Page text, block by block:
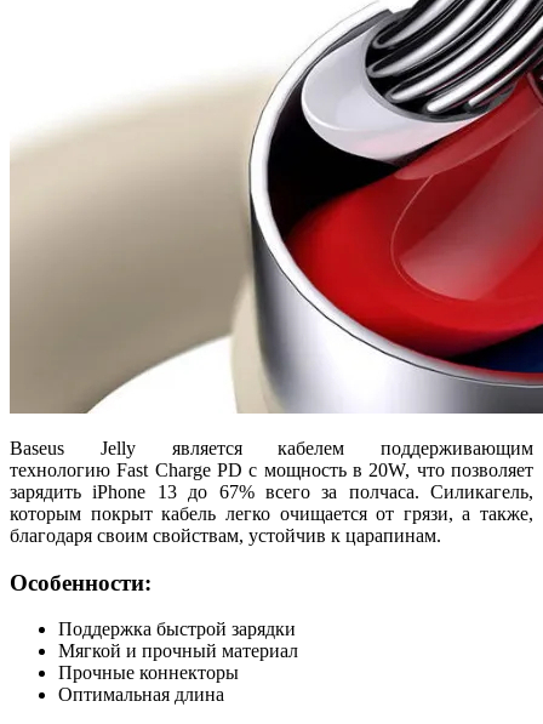
Baseus Jelly является кабелем поддерживающим
технологию Fast Charge PD с мощность в 20W, что позволяет
зарядить iPhone 13 до 67% всего за полчаса. Силикагель,
которым покрыт кабель легко очищается от грязи, а также,
благодаря своим свойствам, устойчив к царапинам.
Особенности:
Поддержка быстрой зарядки
Мягкой и прочный материал
Прочные коннекторы
Оптимальная длина